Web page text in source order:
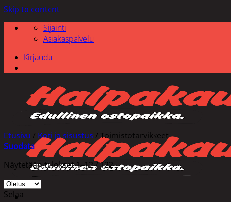
Skip to content
Sijainti
Asiakaspalvelu
Kirjaudu
Etusivu / Koti ja sisustus / Toimistotarvikkeet
Suodata
Näytetään tulokset 1–12 / 122
Selaa